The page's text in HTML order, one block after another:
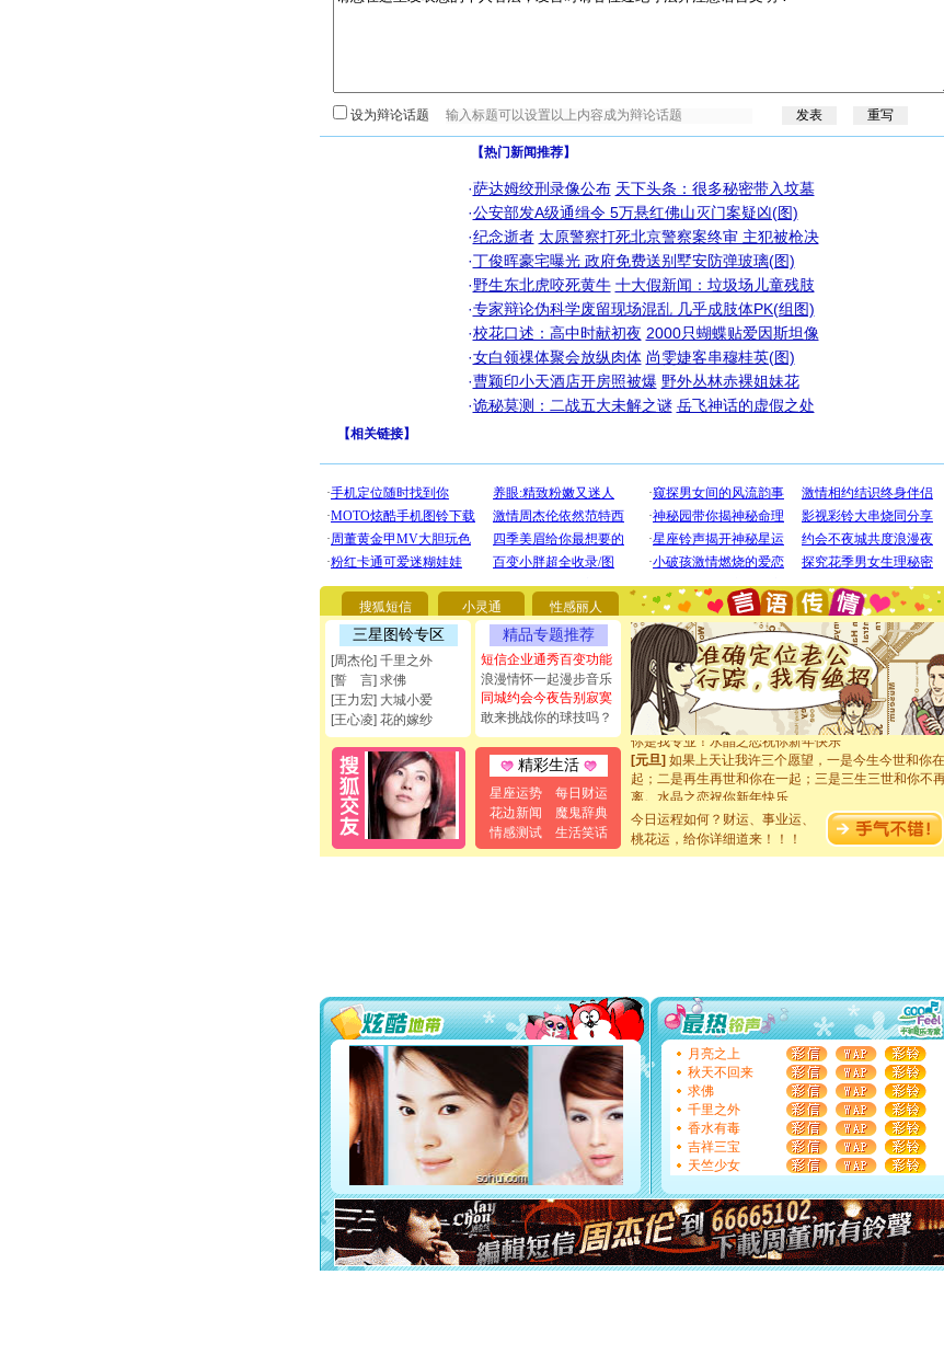
设为辩论话题
【热门新闻推荐】
·萨达姆绞刑录像公布 天下头条：很多秘密带入坟墓
·公安部发A级通缉令 5万悬红佛山灭门案疑凶(图)
·纪念逝者 太原警察打死北京警察案终审 主犯被枪决
·丁俊晖豪宅曝光 政府免费送别墅安防弹玻璃(图)
·野生东北虎咬死黄牛 十大假新闻：垃圾场儿童残肢
·专家辩论伪科学废留现场混乱 几乎成肢体PK(组图)
·校花口述：高中时献初夜 2000只蝴蝶贴爱因斯坦像
·女白领祼体聚会放纵肉体 尚雯婕客串穆桂英(图)
·曹颖印小天酒店开房照被爆 野外丛林赤裸姐妹花
·诡秘莫测：二战五大未解之谜 岳飞神话的虚假之处
【相关链接】
搜狐短信 小灵通 性感丽人
三星图铃专区
[周杰伦] 千里之外
[誓 言] 求佛
[王力宏] 大城小爱
[王心凌] 花的嫁纱
精品专题推荐
短信企业通秀百变功能
浪漫情怀一起漫步音乐
同城约会今夜告别寂寞
敢来挑战你的球技吗？
精彩生活
星座运势
每日财运
花边新闻
魔鬼辞典
情感测试
生活笑话
[圣诞节]圣诞节到了，想想没什么送给你的，又不打算
你太多，只有给你五千万：千万快乐！千万要健康！千
[圣诞节] 不只这样的日子才会想起你,而是这样的日子才
能正大光明地骚扰你,告诉你,圣诞要快乐!新年要快乐!
都要快乐噢!
[圣诞节]奉上一颗祝福的心,在这个特别的日子里,愿幸
如意,快乐,鲜花,一切美好的祝愿与你同在.圣诞快乐!
[元旦]看到你我会触电；看不到你我要充电；没有你
断电。爱你是我职业，想你是我事业，抱你是我特长
你是我专业！水晶之恋祝你新年快乐
[元旦]如果上天让我许三个愿望，一是今生今世和你在
起；二是再生再世和你在一起；三是三生三世和你不再
离。水晶之恋祝你新年快乐
[元旦]当我狠下心扭头离去那一刻，你在我身后无助地
泣，这痛楚让我明白我多么爱你。我转身抱住你：这猪
卖了。水晶之恋祝你新年快乐。
[春节]风柔雨润好月圆，半岛铁盒伴身边，每日尽显
要平安！千万要知足！千万不要忘记我！
[圣诞节]不只这样的日子才会想起你,而是这样的日子
能正大光明地骚扰你,告诉你,圣诞要快乐!新年要快乐!
都要快乐噢!
[圣诞节]
奉上一颗祝福的心,在这个特别的日子里,愿幸
如意,快乐,鲜花,一切美好的祝愿与你同在.圣诞快乐!
[元旦]
看到你我会触电；看不到你我要充电；没有你我
断电。爱你是我职业，想你是我事业，抱你是我特长
你是我专业！水晶之恋祝你新年快乐
[元旦] 如果上天让我许三个愿望，一是今生今世和你在
起；二是再生再世和你在一起；三是三生三世和你不
离。水晶之恋祝你新年快乐
[元旦]当我狠下心扭头离去那一刻，你在我身后无助
泣，这痛楚让我明白我多么爱你。我转身抱住你：这
卖了。水晶之恋祝你新年快乐。
今日运程如何？财运、事业运、
桃花运，给你详细道来！！！
月亮之上
秋天不回来
求佛
千里之外
香水有毒
吉祥三宝
天竺少女